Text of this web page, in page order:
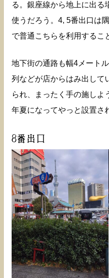
る。銀座線から地上に出る
使うだろう。4, 5番出口は
で普通こちらを利用するこ
地下街の通路も幅4メート
列などが店からはみ出して
られ、まったく手の施しよ
年夏になってやっと設置さ
8番出口